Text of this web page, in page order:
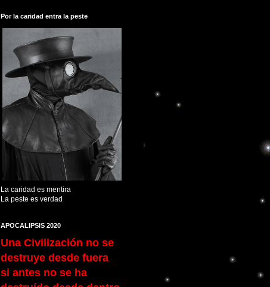
Por la caridad entra la peste
La caridad es mentira
La peste es verdad
APOCALIPSIS 2020
Una Civilización no se
destruye desde fuera
si antes no se ha